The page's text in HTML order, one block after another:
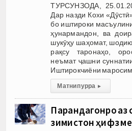
ТУРСУНЗОДА,
Дар назди Кохи
бо иштироки
ҳунармандон, ва
шукӯҳу шаҳомат,
рақсу таронаҳо,
неъмат ҷашни
Иштирокчиёни
Матни пурра ▸
Парандагонро аз
зимистон ҳифз